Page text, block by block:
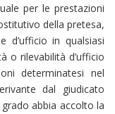
per le prestazioni
della pretesa,
d’ufficio in qualsiasi
o rilevabilità d’ufficio
determinatesi nel
dal giudicato
abbia accolto la